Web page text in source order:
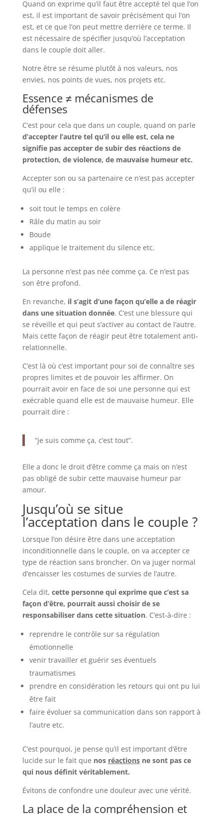
Quand on exprime qu’il faut être accepté tel que l’on
est, il est important de savoir précisément qui l’on
est, et ce que l’on peut mettre derrière ce terme. Il
est nécessaire de spécifier jusqu’où l’acceptation
dans le couple doit aller.
Notre être se résume plutôt à nos valeurs, nos
envies, nos points de vues, nos projets etc.
Essence ≠ mécanismes de
défenses
C’est pour cela que dans un couple, quand on parle
d’accepter l’autre tel qu’il ou elle est, cela ne
signifie pas accepter de subir des réactions de
protection, de violence, de mauvaise humeur etc.
Accepter son ou sa partenaire ce n’est pas accepter
qu’il ou elle :
soit tout le temps en colère
Râle du matin au soir
Boude
applique le traitement du silence etc.
La personne n’est pas née comme ça. Ce n’est pas
son être profond.
En revanche, il s’agit d’une façon qu’elle a de réagir
dans une situation donnée. C’est une blessure qui
se réveille et qui peut s’activer au contact de l’autre.
Mais cette façon de réagir peut être totalement anti-
relationnelle.
C’est là où c’est important pour soi de connaître ses
propres limites et de pouvoir les affirmer. On
pourrait avoir en face de soi une personne qui est
exécrable quand elle est de mauvaise humeur. Elle
pourrait dire :
“je suis comme ça, c’est tout”.
Elle a donc le droit d’être comme ça mais on n’est
pas obligé de subir cette mauvaise humeur par
amour.
Jusqu’où se situe
l’acceptation dans le couple ?
Lorsque l’on désire être dans une acceptation
inconditionnelle dans le couple, on va accepter ce
type de réaction sans broncher. On va juger normal
d’encaisser les costumes de survies de l’autre.
Cela dit, cette personne qui exprime que c’est sa
façon d’être, pourrait aussi choisir de se
responsabiliser dans cette situation. C’est-à-dire :
reprendre le contrôle sur sa régulation
émotionnelle
venir travailler et guérir ses éventuels
traumatismes
prendre en considération les retours qui ont pu lui
être fait
faire évoluer sa communication dans son rapport à
l’autre etc.
C’est pourquoi, je pense qu’il est important d’être
lucide sur le fait que nos réactionsne sont pas ce
qui nous définit véritablement.
Évitons de confondre une douleur avec une vérité.
La place de la compréhension et